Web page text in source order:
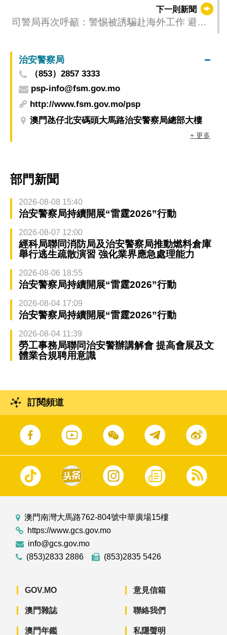
下一則新聞
司警局再次呼籲：警惕被誘騙赴海外工作 避免
治安警察局
（853）2857 3333
psp-info@fsm.gov.mo
http://www.fsm.gov.mo/psp
澳門氹仔北安碼頭大馬路治安警察局總部大樓
+ 更多
部門新聞
2026-08-08 15:40
治安警察局持續開展“雷霆2026”行動
2026-08-07 12:00
經科局聯同消防局及治安警察局推動燃料倉庫
舉行逃生疏散演習 強化業界應急處理能力
2026-08-06 18:55
治安警察局持續開展“雷霆2026”行動
2026-08-04 17:09
治安警察局持續開展“雷霆2026”行動
2026-08-04 11:39
勞工事務局聯同治安警辦講解會 提高會展及文
體業合規聘用意識
訂閱頻道
澳門南灣大馬路762-804號中華廣場15樓
https://www.gcs.gov.mo
info@gcs.gov.mo
(853)2833 2886
(853)2835 5426
GOV.MO
澳門雜誌
澳門年鑑
意見信箱
聯絡我們
私隱聲明